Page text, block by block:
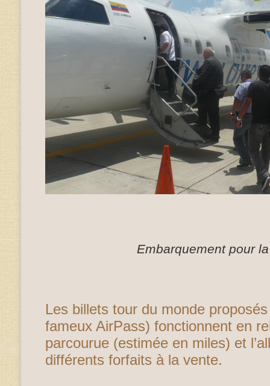
Embarquement pour
Les billets tour du monde
fameux AirPass) fonctionnent en
parcourue (estimée en miles) et
différents forfaits à la vente.